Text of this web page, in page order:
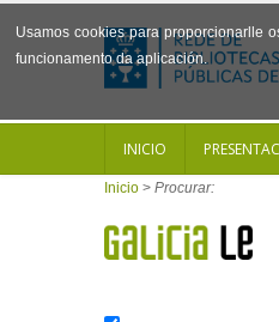
Usamos cookies para proporcionarlle
funcionamento da aplicación.
INICIO
Inicio > Procurar: